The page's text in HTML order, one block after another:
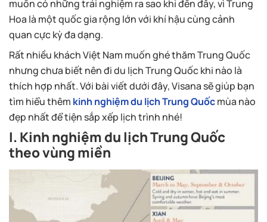
muốn có những trải nghiệm ra sao khi đến đây, vì Trung
Hoa là một quốc gia rộng lớn với khí hậu cùng cảnh
quan cực kỳ đa dạng.
Rất nhiều khách Việt Nam muốn ghé thăm Trung Quốc
nhưng chưa biết nên đi du lịch Trung Quốc khi nào là
thích hợp nhất. Với bài viết dưới đây, Visana sẽ giúp bạn
tìm hiểu thêm kinh nghiệm du lịch Trung Quốcmùa nào
đẹp nhất để tiện sắp xếp lịch trình nhé!
I. Kinh nghiệm du lịch Trung Quốc
theo vùng miền